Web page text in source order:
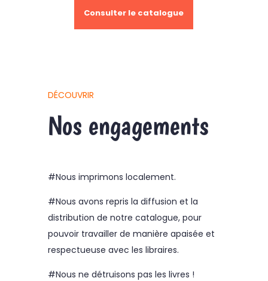
Consulter le catalogue
DÉCOUVRIR
Nos engagements
#Nous imprimons localement.
#Nous avons repris la diffusion et la
distribution de notre catalogue, pour
pouvoir travailler de manière apaisée et
respectueuse avec les libraires.
#Nous ne détruisons pas les livres !